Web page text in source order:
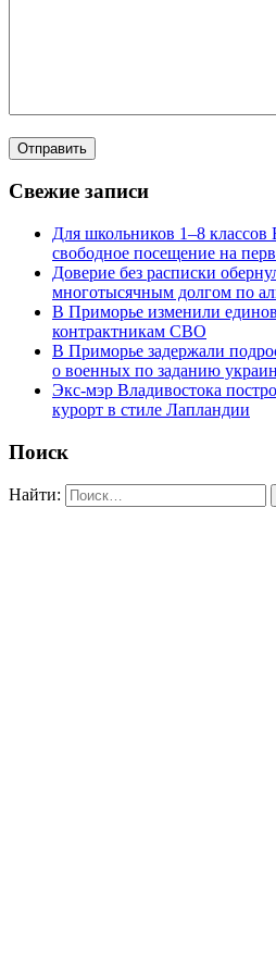
Свежие записи
Для школьников 1–8 классов
свободное посещение на
Доверие без расписки
многотысячным долгом по
В Приморье изменили
контрактникам СВО
В Приморье задержали
о военных по заданию
Экс-мэр Владивостока
курорт в стиле Лапландии
Поиск
Найти: